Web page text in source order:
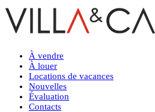
À vendre
À louer
Locations de vacances
Nouvelles
Évaluation
Contacts